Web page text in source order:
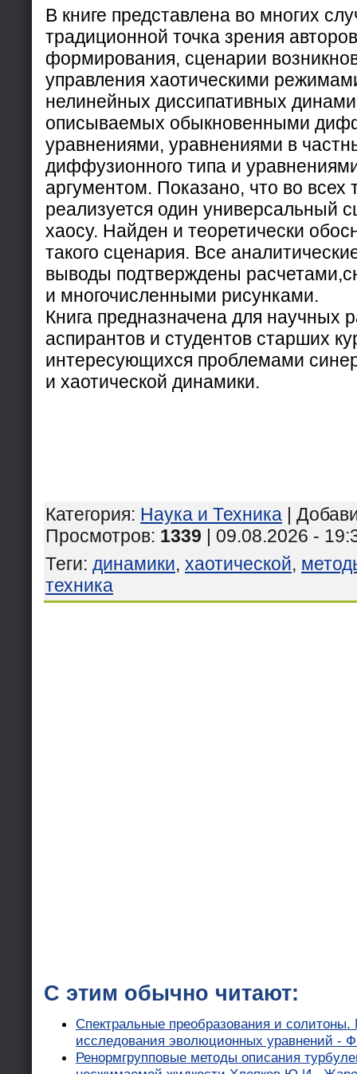
В книге представлена во многих
традиционной точка зрения
формирования, сценарии
управления хаотическими
нелинейных диссипативных
описываемых обыкновенными
уравнениями, уравнениями в
диффузионного типа и
аргументом. Показано, что во всех
реализуется один универсальный
хаосу. Найден и теоретически
такого сценария. Все
выводы подтверждены
и многочисленными рисунками.
Книга предназначена для научных
аспирантов и студентов старших
интересующихся проблемами
и хаотической динамики.
Категория: Наука и Техника |
Просмотров: 1339 | 09.08.2026 -
Теги: динамики, хаотической,
техника
С этим обычно читают:
Спектральные преобразования и
исследования эволюционных уравнений -
Ренормгрупповые методы описания